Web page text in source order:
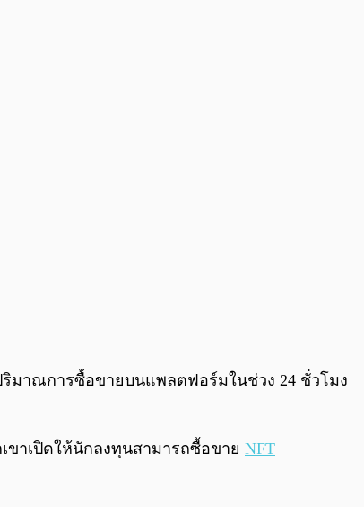
0:00 0:00
ริมาณการซื้อขายบนแพลตฟอร์มในช่วง 24 ชั่วโมง
ขาเปิดให้นักลงทุนสามารถซื้อขาย NFT